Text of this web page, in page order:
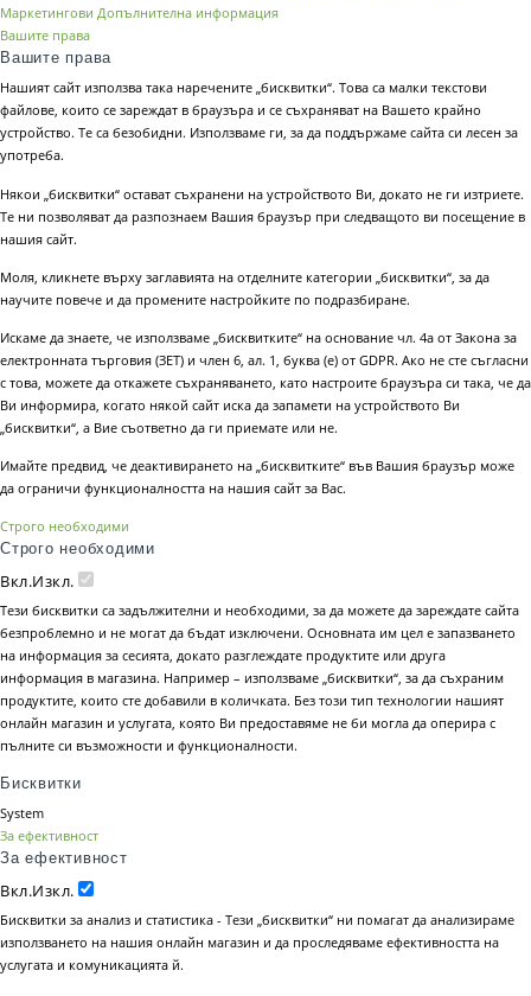
Маркетингови Допълнителна информация
Вашите права
Вашите права
Нашият сайт използва така наречените „бисквитки“. Това са малки текстови
файлове, които се зареждат в браузъра и се съхраняват на Вашето крайно
устройство. Те са безобидни. Използваме ги, за да поддържаме сайта си лесен за
употреба.
Някои „бисквитки“ остават съхранени на устройството Ви, докато не ги изтриете.
Те ни позволяват да разпознаем Вашия браузър при следващото ви посещение в
нашия сайт.
Моля, кликнете върху заглавията на отделните категории „бисквитки“, за да
научите повече и да промените настройките по подразбиране.
Искаме да знаете, че използваме „бисквитките“ на основание чл. 4а от Закона за
електронната търговия (ЗЕТ) и член 6, ал. 1, буква (е) от GDPR. Ако не сте съгласни
с това, можете да откажете съхраняването, като настроите браузъра си така, че да
Ви информира, когато някой сайт иска да запамети на устройството Ви
„бисквитки“, а Вие съответно да ги приемате или не.
Имайте предвид, че деактивирането на „бисквитките“ във Вашия браузър може
да ограничи функционалността на нашия сайт за Вас.
Строго необходими
Строго необходими
Вкл.Изкл.
Тези бисквитки са задължителни и необходими, за да можете да зареждате сайта
безпроблемно и не могат да бъдат изключени. Основната им цел е запазването
на информация за сесията, докато разглеждате продуктите или друга
информация в магазина. Например – използваме „бисквитки“, за да съхраним
продуктите, които сте добавили в количката. Без този тип технологии нашият
онлайн магазин и услугата, която Ви предоставяме не би могла да оперира с
пълните си възможности и функционалности.
Бисквитки
System
За ефективност
За ефективност
Вкл.Изкл.
Бисквитки за анализ и статистика - Тези „бисквитки“ ни помагат да анализираме
използването на нашия онлайн магазин и да проследяваме ефективността на
услугата и комуникацията й.